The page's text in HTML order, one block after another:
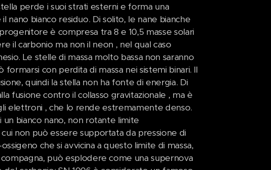
perde i suoi strati esterni e forma una
nano bianco residuo. Di solito, le nane bianche
è compresa tra 8 e 10,5 masse solari
il carbonio ma non il neon , nel qual caso
Le stelle di massa molto bassa non saranno
con perdita di massa nei sistemi binari. Il
quindi la stella non ha fonte di energia. Di
fusione contro il collasso gravitazionale , ma è
elettroni , che lo rende estremamente denso.
un bianco nano, non rotante limite
non può essere supportata da pressione di
che si avvicina a questo limite di massa,
può esplodere come una supernova